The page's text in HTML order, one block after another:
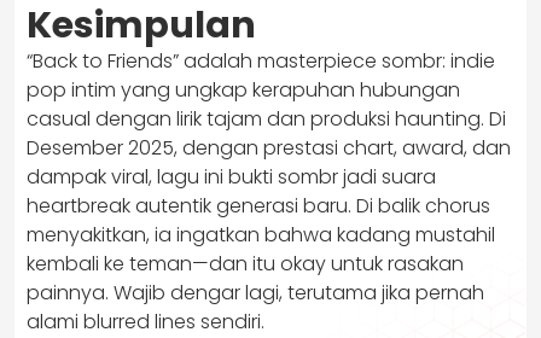
Kesimpulan
“Back to Friends” adalah masterpiece sombr: indie
pop intim yang ungkap kerapuhan hubungan
casual dengan lirik tajam dan produksi haunting. Di
Desember 2025, dengan prestasi chart, award, dan
dampak viral, lagu ini bukti sombr jadi suara
heartbreak autentik generasi baru. Di balik chorus
menyakitkan, ia ingatkan bahwa kadang mustahil
kembali ke teman—dan itu okay untuk rasakan
painnya. Wajib dengar lagi, terutama jika pernah
alami blurred lines sendiri.